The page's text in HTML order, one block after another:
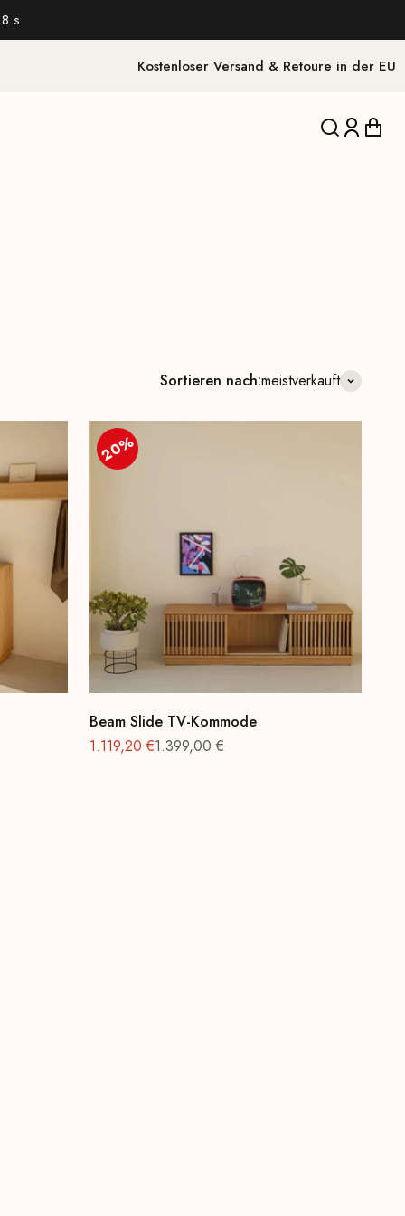
s
Kostenloser Versand & Retoure in der EU
Translation
Sortieren nach:meistverkauft
20%
Beam Slide TV-Kommode
Angebot
1.119,20 €Regulärer Preis
1.399,00 €